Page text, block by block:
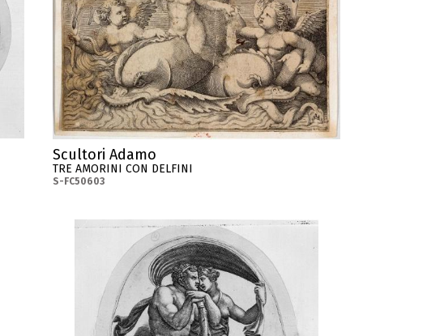
Scultori Adamo
TRE AMORINI CON DELFINI
S-FC50603